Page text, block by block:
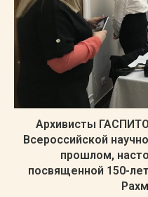
Архивисты
Всероссийской
прошлом,
посвященной 150-